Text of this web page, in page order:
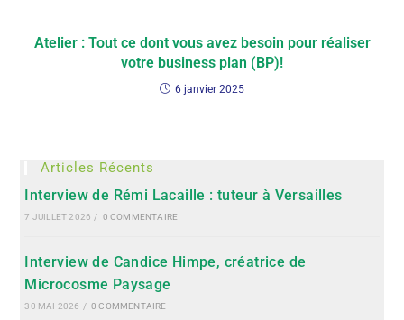
Atelier : Tout ce dont vous avez besoin pour réaliser
votre business plan (BP)!
6 janvier 2025
Articles Récents
Interview de Rémi Lacaille : tuteur à Versailles
7 JUILLET 2026 / 0 COMMENTAIRE
Interview de Candice Himpe, créatrice de
Microcosme Paysage
30 MAI 2026 / 0 COMMENTAIRE